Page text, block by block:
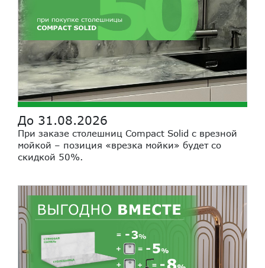
До 31.08.2026
При заказе столешниц Compact Solid с врезной
мойкой – позиция «врезка мойки» будет со
скидкой 50%.